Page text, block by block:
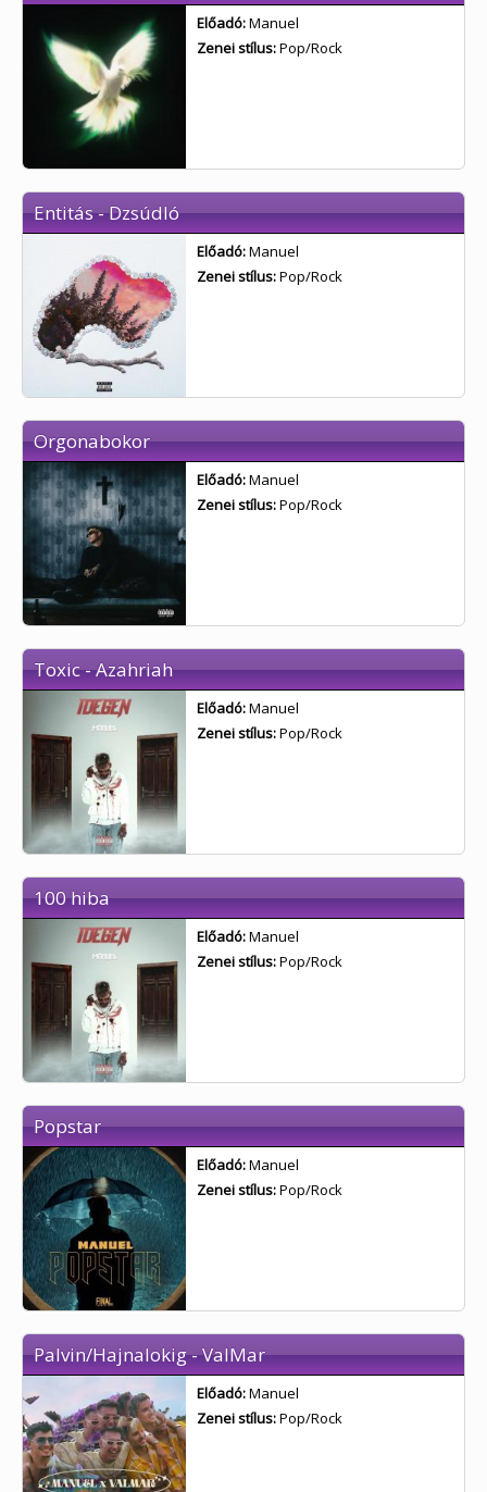
Előadó:Manuel
Zenei stílus:Pop/Rock
Entitás - Dzsúdló
Előadó:Manuel
Zenei stílus:Pop/Rock
Orgonabokor
Előadó:Manuel
Zenei stílus:Pop/Rock
Toxic - Azahriah
Előadó:Manuel
Zenei stílus:Pop/Rock
100 hiba
Előadó:Manuel
Zenei stílus:Pop/Rock
Popstar
Előadó:Manuel
Zenei stílus:Pop/Rock
Palvin/Hajnalokig - ValMar
Előadó:Manuel
Zenei stílus:Pop/Rock